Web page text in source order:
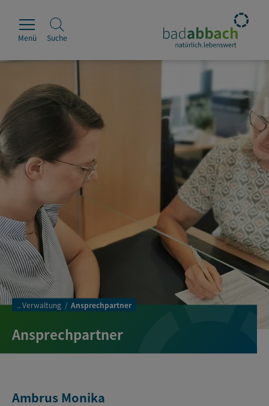
Rathaus
Erleben
Leben & Wohnen
Wirtschaft & Handel
Menü Suche
.. Verwaltung Ansprechpartner
Ansprechpartner
Ambrus Monika